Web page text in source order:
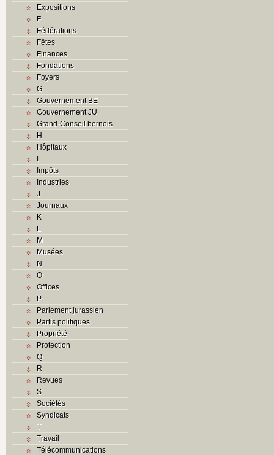
Expositions
F
Fédérations
Fêtes
Finances
Fondations
Foyers
G
Gouvernement BE
Gouvernement JU
Grand-Conseil bernois
H
Hôpitaux
I
Impôts
Industries
J
Journaux
K
L
M
Musées
N
O
Offices
P
Parlement jurassien
Partis politiques
Propriété
Protection
Q
R
Revues
S
Sociétés
Syndicats
T
Travail
Télécommunications